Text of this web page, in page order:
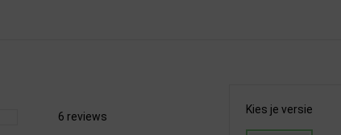
6 reviews
Kies je versie